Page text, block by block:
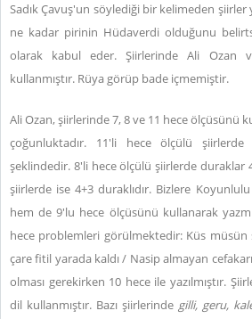
Sadık Çavuş'un söylediği bir kelimeden şiirler
ne kadar pirinin Hüdaverdi olduğunu
olarak kabul eder. Şiirlerinde Ali Ozan
kullanmıştır. Rüya görüp bade içmemiştir.
Ali Ozan, şiirlerinde 7, 8 ve 11 hece ölçüsünü
çoğunluktadır. 11'li hece ölçülü
şeklindedir. 8'li hece ölçülü şiirlerde duraklar
şiirlerde ise 4+3 duraklıdır. Bizlere
hem de 9'lu hece ölçüsünü kullanarak
hece problemleri görülmektedir: Küs
çare fitil yarada kaldı / Nasip almayan
olması gerekirken 10 hece ile yazılmıştır.
dil kullanmıştır. Bazı şiirlerinde gilli, geru,